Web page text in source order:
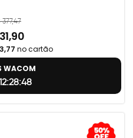
no cartão
WACOM